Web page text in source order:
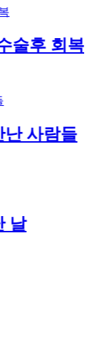
회복
람들
대학
2026